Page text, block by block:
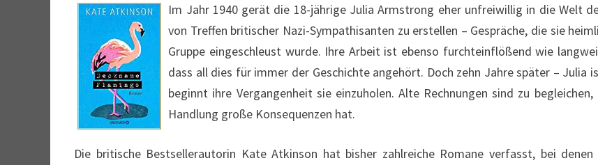
Im Jahr 1940 gerät die 18-jährige Julia Armstrong eher unfreiwillig in die Welt
von Treffen britischer Nazi-Sympathisanten zu erstellen – Gespräche, die sie
Gruppe eingeschleust wurde. Ihre Arbeit ist ebenso furchteinflößend wie
dass all dies für immer der Geschichte angehört. Doch zehn Jahre später – Julia
beginnt ihre Vergangenheit sie einzuholen. Alte Rechnungen sind zu
Handlung große Konsequenzen hat.
Die britische Bestsellerautorin Kate Atkinson hat bisher zahlreiche Romane verfasst, bei